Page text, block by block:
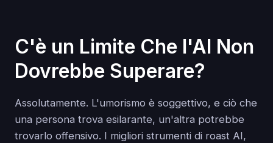
C'è un Limite Che l'AI Non
Dovrebbe Superare?
Assolutamente. L'umorismo è soggettivo, e ciò che
una persona trova esilarante, un'altra potrebbe
trovarlo offensivo. I migliori strumenti di roast AI,